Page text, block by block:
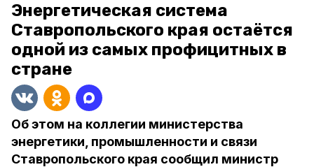
Энергетическая система
Ставропольского края остаётся
одной из самых профицитных в
стране
Об этом на коллегии министерства
энергетики, промышленности и связи
Ставропольского края сообщил министр